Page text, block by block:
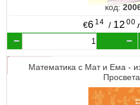
код:
€6 14 / 12 00
Математика с Мат и Ема -